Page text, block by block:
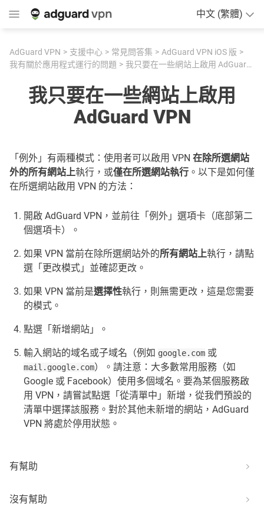
中文 (繁體)
AdGuard VPN 支援中心 常見問答集
AdGuard VPN iOS 版
我有關於應用程式運行的問題
我只要在一些網站上啟用 AdGuard VPN
我只要在一些網站上啟用
AdGuard VPN
「例外」有兩種模式：使用者可以啟用 VPN 在除所選網站
外的所有網站上執行，或僅在所選網站執行 。以下是如何僅
在所選網站啟用 VPN 的方法：
開啟 AdGuard VPN，並前往「例外」選項卡（底部第二
個選項卡）。
如果 VPN 當前在除所選網站外的所有網站上執行，請點
選「更改模式」並確認更改。
如果 VPN 當前是選擇性執行，則無需更改，這是您需要
的模式。
點選「新增網站」。
輸入網站的域名或子域名（例如 google.com 或
mail.google.com）。請注意：大多數常用服務（如
Google 或 Facebook）使用多個域名。要為某個服務啟
用 VPN，請嘗試點選「從清單中」新增，從我們預設的
清單中選擇該服務。對於其他未新增的網站，AdGuard
VPN 將處於停用狀態。
有幫助
沒有幫助